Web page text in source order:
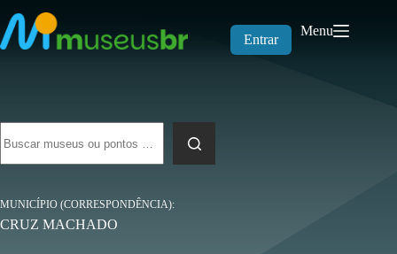
para
o
conteúdo
Entrar
Menu
resultados
MUNICÍPIO (CORRESPONDÊNCIA)
CRUZ MACHADO